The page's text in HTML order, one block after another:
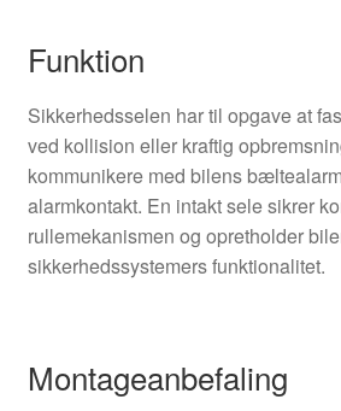
Funktion
Sikkerhedsselen har til opgave at
ved kollision eller kraftig
kommunikere med bilens
alarmkontakt. En intakt sele sikrer
rullemekanismen og opretholder
sikkerhedssystemers funktionalitet.
Montageanbefaling